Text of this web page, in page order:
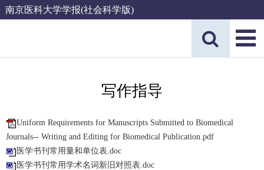
南京医科大学学报(社会科学版)
写作指导
Uniform Requirements for Manuscripts Submitted to Biomedical
Journals-- Writing and Editing for Biomedical Publication.pdf
医学书刊常用量和单位表.doc
医学书刊常用学术名词新旧对照表.doc